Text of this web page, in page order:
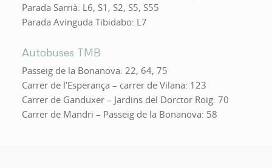
Parada Sarrià: L6, S1, S2, S5, S55
Parada Avinguda Tibidabo: L7
Autobuses TMB
Passeig de la Bonanova: 22, 64, 75
Carrer de l’Esperança – carrer de Vilana: 123
Carrer de Ganduxer – Jardins del Dorctor Roig: 70
Carrer de Mandri – Passeig de la Bonanova: 58